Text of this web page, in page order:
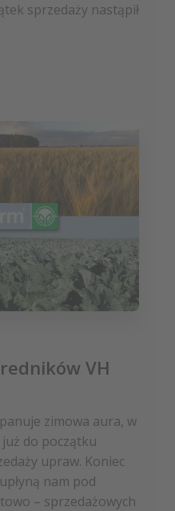
sprzedaży nastąpił
VH
zimowa aura, w
do początku
upraw. Koniec
nam pod
– sprzedażowych